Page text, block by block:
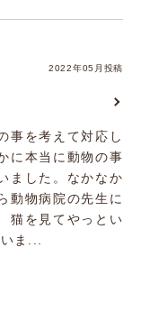
2022年05月投稿
事を考えて対応し
に本当に動物の事
ました。なかなか
動物病院の先生に
猫を見てやっとい
ま...